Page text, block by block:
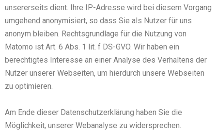
unsererseits dient. Ihre IP-Adresse wird bei diesem Vorgang
umgehend anonymisiert, so dass Sie als Nutzer für uns
anonym bleiben. Rechtsgrundlage für die Nutzung von
Matomo ist Art. 6 Abs. 1 lit. f DS-GVO. Wir haben ein
berechtigtes Interesse an einer Analyse des Verhaltens der
Nutzer unserer Webseiten, um hierdurch unsere Webseiten
zu optimieren.
Am Ende dieser Datenschutzerklärung haben Sie die
Möglichkeit, unserer Webanalyse zu widersprechen.